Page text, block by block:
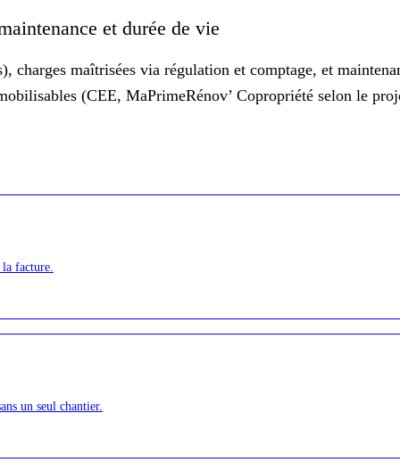
et durée de vie
charges maîtrisées via régulation et comptage, et
(CEE, MaPrimeRénov’ Copropriété selon le
facture.
un seul chantier.